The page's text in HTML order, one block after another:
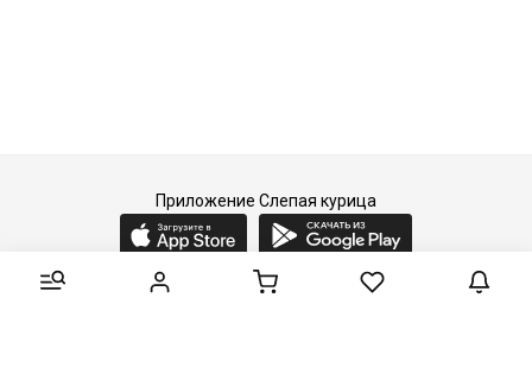
Приложение Слепая курица
2015-2026 © Слепая курица - fashion concept store.